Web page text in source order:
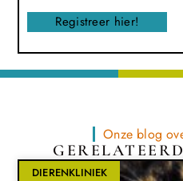
Registreer hier!
Onze blog
DIERENKLINIEK